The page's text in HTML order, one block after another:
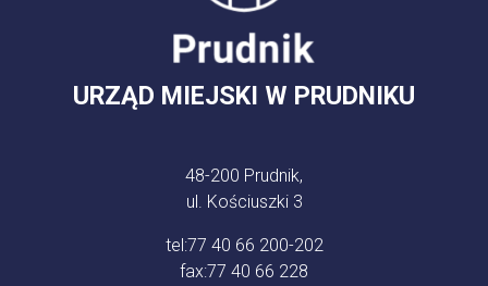
URZĄD MIEJSKI W PRUDNIKU
48-200 Prudnik,
ul. Kościuszki 3
tel:77 40 66 200-202
fax:77 40 66 228